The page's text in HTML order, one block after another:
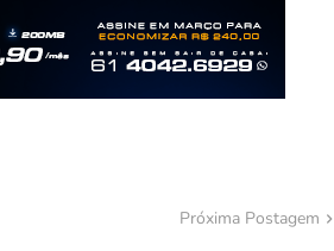
Próxima Postagem